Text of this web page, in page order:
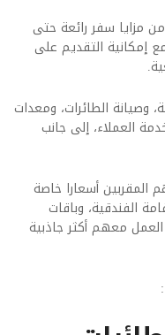
مزايا سفر رائعة حتى
إمكانية التقديم على
وصيانة الطائرات، ومعدات
العملاء، إلى جانب
المقربين أسعارا خاصة
الفندقية، وباقات
العمل معهم أكثر جاذبية